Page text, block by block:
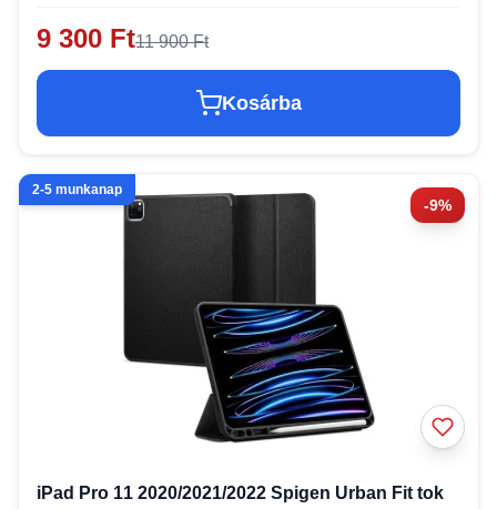
9 300 Ft11 900 Ft
Kosárba
-9%
2-5 munkanap
iPad Pro 11 2020/2021/2022 Spigen Urban Fit tok